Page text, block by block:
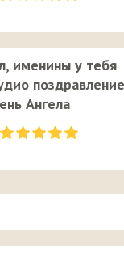
именины у тебя
поздравление
Ангела